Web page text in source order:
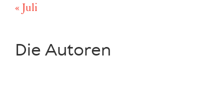
« Juli
Die Autoren